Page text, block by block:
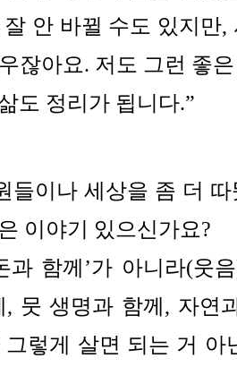
잘 안 바뀔 수도 있지만,
잖아요. 저도 그런 좋
도 정리가 됩니다.”
들이나 세상을 좀 더
이야기 있으신가요?
과 함께’가 아니라(웃
, 뭇 생명과 함께, 자연
렇게 살면 되는 거 아